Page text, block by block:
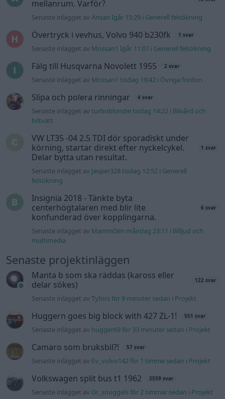
mellanrum. Varför?
Senaste inlägget avAnsan Igår 15:29 i Generell felsökning
Övertryck i vevhus, Volvo 940 b230fk 1 svar
Senaste inlägget av Mossan1 Igår 11:07 i Generell felsökning
Fälg till Husqvarna Novolett 1955 2 svar
Senaste inlägget av Mossan1 tisdag 19:42 i Övriga fordon
Slipa och polera rinningar 4 svar
Senaste inlägget avturboblondie tisdag 14:22 i Bilvård och
biltvätt
VW LT35 -04 2.5 TDI dör sporadiskt under
körning, startar direkt efter nyckelcykel.
Delar bytta utan resultat.
1 svar
Senaste inlägget av Jesper328 tisdag 12:52 i Generell
felsökning
Insignia 2018 - Tänkte byta
centerhögtalaren med blir lite
konfunderad över kopplingarna.
6 svar
Senaste inlägget av MammDiin måndag 23:11 i Billjud och
multimedia
Senaste projektinläggen
Manta b som ska räddas (kaross eller
delar sökes)
122 svar
Senaste inlägget avTyfors för 9 minuter sedan i Projekt
Huggern goes big block with 427 ZL-1! 551 svar
Senaste inlägget av hugger69 för 33 minuter sedan i Projekt
Camaro som bruksbil?! 57 svar
Senaste inlägget av Ev_volvo142 för 1 timme sedan i Projekt
Volkswagen split bus t1 1962 2559 svar
Senaste inlägget av Dr_snuggels för 2 timmar sedan i Projekt